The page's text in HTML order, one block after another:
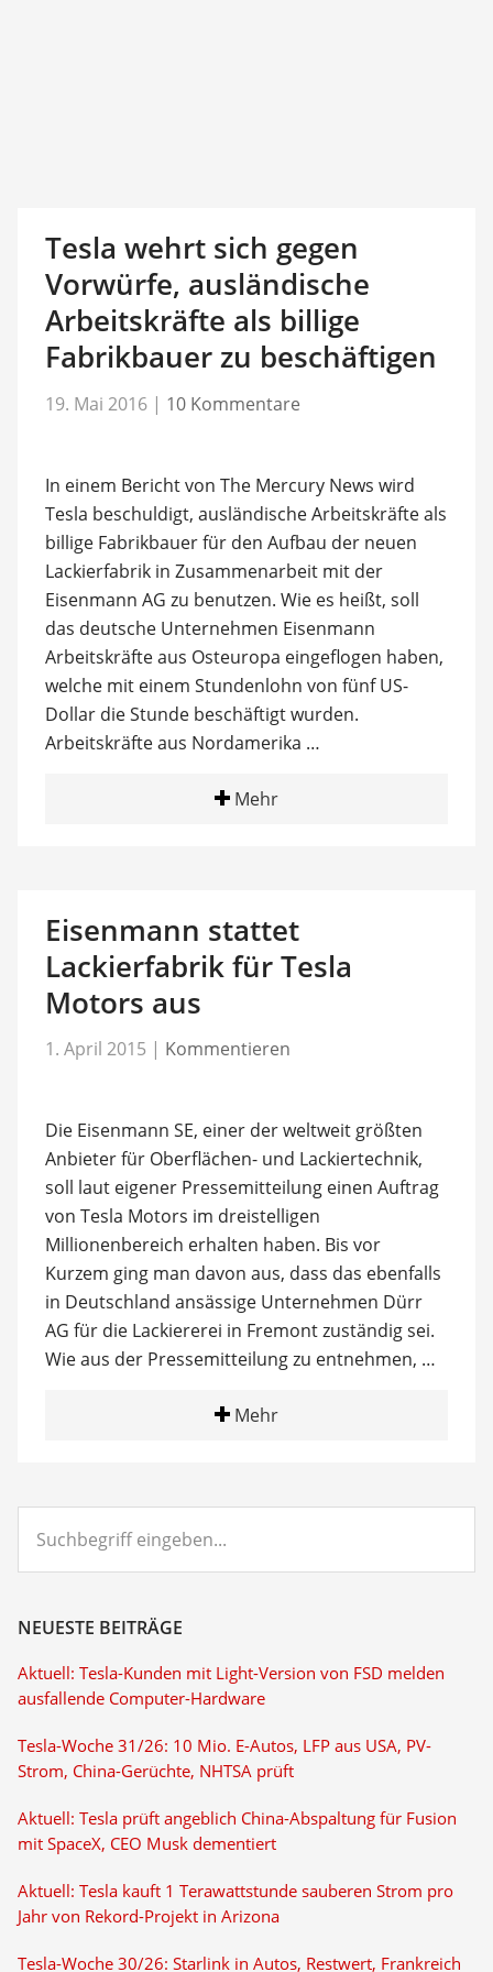
Tesla wehrt sich gegen
Vorwürfe, ausländische
Arbeitskräfte als billige
Fabrikbauer zu beschäftigen
19. Mai 2016 | 10 Kommentare
In einem Bericht von The Mercury News wird
Tesla beschuldigt, ausländische Arbeitskräfte als
billige Fabrikbauer für den Aufbau der neuen
Lackierfabrik in Zusammenarbeit mit der
Eisenmann AG zu benutzen. Wie es heißt, soll
das deutsche Unternehmen Eisenmann
Arbeitskräfte aus Osteuropa eingeflogen haben,
welche mit einem Stundenlohn von fünf US-
Dollar die Stunde beschäftigt wurden.
Arbeitskräfte aus Nordamerika …
Mehr
Eisenmann stattet
Lackierfabrik für Tesla
Motors aus
1. April 2015 | Kommentieren
Die Eisenmann SE, einer der weltweit größten
Anbieter für Oberflächen- und Lackiertechnik,
soll laut eigener Pressemitteilung einen Auftrag
von Tesla Motors im dreistelligen
Millionenbereich erhalten haben. Bis vor
Kurzem ging man davon aus, dass das ebenfalls
in Deutschland ansässige Unternehmen Dürr
AG für die Lackiererei in Fremont zuständig sei.
Wie aus der Pressemitteilung zu entnehmen, …
Mehr
eingeben...
NEUESTE BEITRÄGE
Aktuell: Tesla-Kunden mit Light-Version von FSD melden
ausfallende Computer-Hardware
Tesla-Woche 31/26: 10 Mio. E-Autos, LFP aus USA, PV-
Strom, China-Gerüchte, NHTSA prüft
Aktuell: Tesla prüft angeblich China-Abspaltung für Fusion
mit SpaceX, CEO Musk dementiert
Aktuell: Tesla kauft 1 Terawattstunde sauberen Strom pro
Jahr von Rekord-Projekt in Arizona
Tesla-Woche 30/26: Starlink in Autos, Restwert, Frankreich